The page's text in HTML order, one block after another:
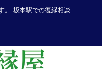
。 坂本駅での復縁相談